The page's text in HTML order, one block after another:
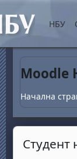
Прескочи на
НБУ
Moodle
Начална
Студент